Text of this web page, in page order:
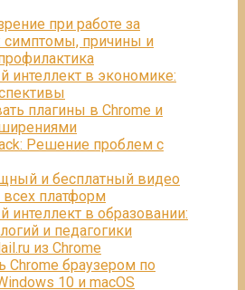
при работе за
причины и
интеллект в экономике:
плагины в Chrome и
Решение проблем с
и бесплатный видео
всех платформ
интеллект в образовании:
и педагогики
из Chrome
Chrome браузером по
10 и macOS